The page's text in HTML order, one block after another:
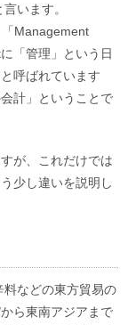
います。
Management
「管理」という日
呼ばれています
計」ということで
が、これだけでは
少し違いを説明し
などの東方貿易の
ら東南アジアまで